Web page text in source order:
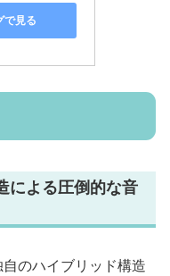
で見る
による圧倒的な音
のハイブリッド構造